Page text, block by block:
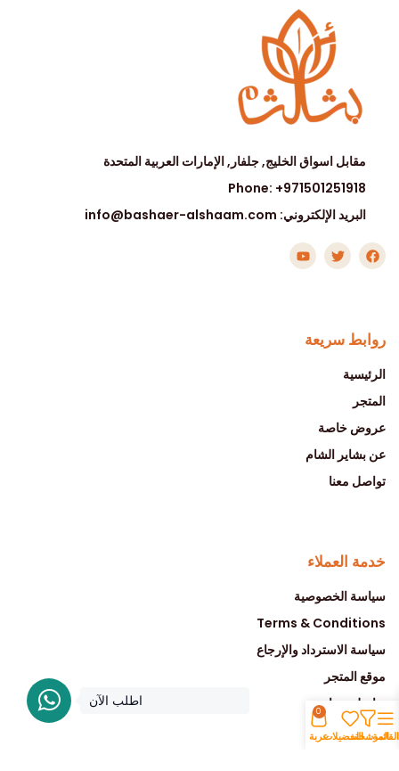
مقابل اسواق الخليج, جلفار, الإمارات العربية المتحدة
Phone: +971501251918
البريد الإلكتروني: info@bashaer-alshaam.com
روابط سريعة
الرئيسية
المتجر
عروض خاصة
عن بشاير الشام
تواصل معنا
خدمة العملاء
سياسة الخصوصية
Terms & Conditions
سياسة الاسترداد والإرجاع
موقع المتجر
تواصل معنا
اطلب الآن
القائمة
المرشحاتالتفضيلات
0
عربة